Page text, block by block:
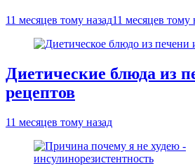
11 месяцев тому назад11 месяцев тому
Диетические блюда из
рецептов
11 месяцев тому назад